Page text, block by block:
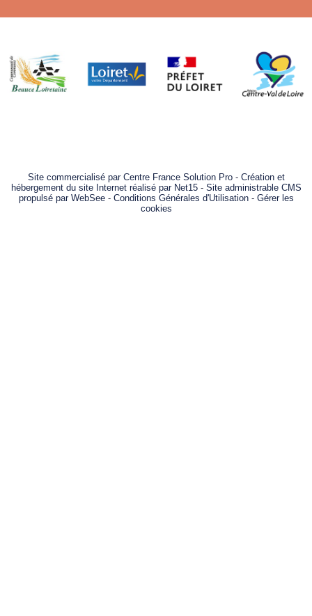
Site commercialisé par Centre France Solution Pro- Création et
hébergement du site Internet réalisé par Net15- Site administrable CMS
propulsé par WebSee- Conditions Générales d'Utilisation- Gérer les
cookies